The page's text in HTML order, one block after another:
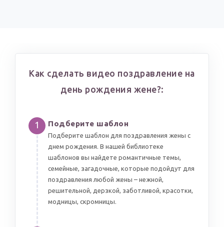
Как сделать видео поздравление на
день рождения жене?:
1 Подберите шаблон
Подберите шаблон для поздравления жены с
днем рождения. В нашей библиотеке
шаблонов вы найдете романтичные темы,
семейные, загадочные, которые подойдут для
поздравления любой жены – нежной,
решительной, дерзкой, заботливой, красотки,
модницы, скромницы.